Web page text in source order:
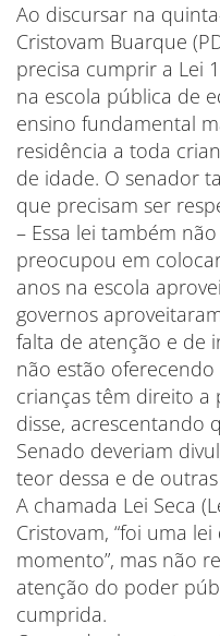
Ao discursar na
Cristovam Buarque
precisa cumprir a Lei
na escola pública de
ensino fundamental
residência a toda
de idade. O senador
que precisam ser
– Essa lei também
preocupou em
anos na escola
governos
falta de atenção e de
não estão oferecendo
crianças têm direito
disse, acrescentando
Senado deveriam
teor dessa e de outras
A chamada Lei Seca
Cristovam, “foi uma
momento”, mas não
atenção do poder
cumprida.